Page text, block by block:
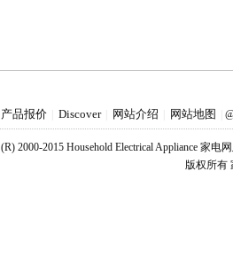
产品报价 Discover 网站介绍 网站地图
(R) 2000-2015 Household Electrical Appliance 家电
版权所有